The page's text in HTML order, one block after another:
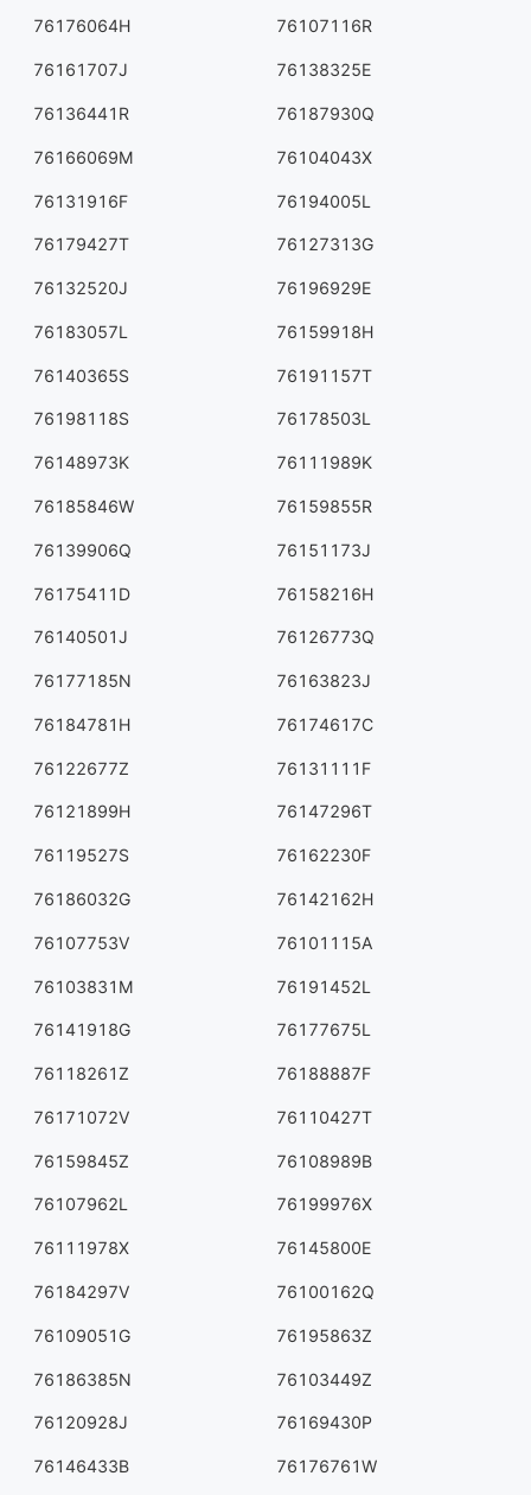
76176064H 76107116R
76161707J 76138325E
76136441R 76187930Q
76166069M 76104043X
76131916F 76194005L
76179427T 76127313G
76132520J 76196929E
76183057L 76159918H
76140365S 76191157T
76198118S 76178503L
76148973K 76111989K
76185846W 76159855R
76139906Q 76151173J
76175411D 76158216H
76140501J 76126773Q
76177185N 76163823J
76184781H 76174617C
76122677Z 76131111F
76121899H 76147296T
76119527S 76162230F
76186032G 76142162H
76107753V 76101115A
76103831M 76191452L
76141918G 76177675L
76118261Z 76188887F
76171072V 76110427T
76159845Z 76108989B
76107962L 76199976X
76111978X 76145800E
76184297V 76100162Q
76109051G 76195863Z
76186385N 76103449Z
76120928J 76169430P
76146433B 76176761W